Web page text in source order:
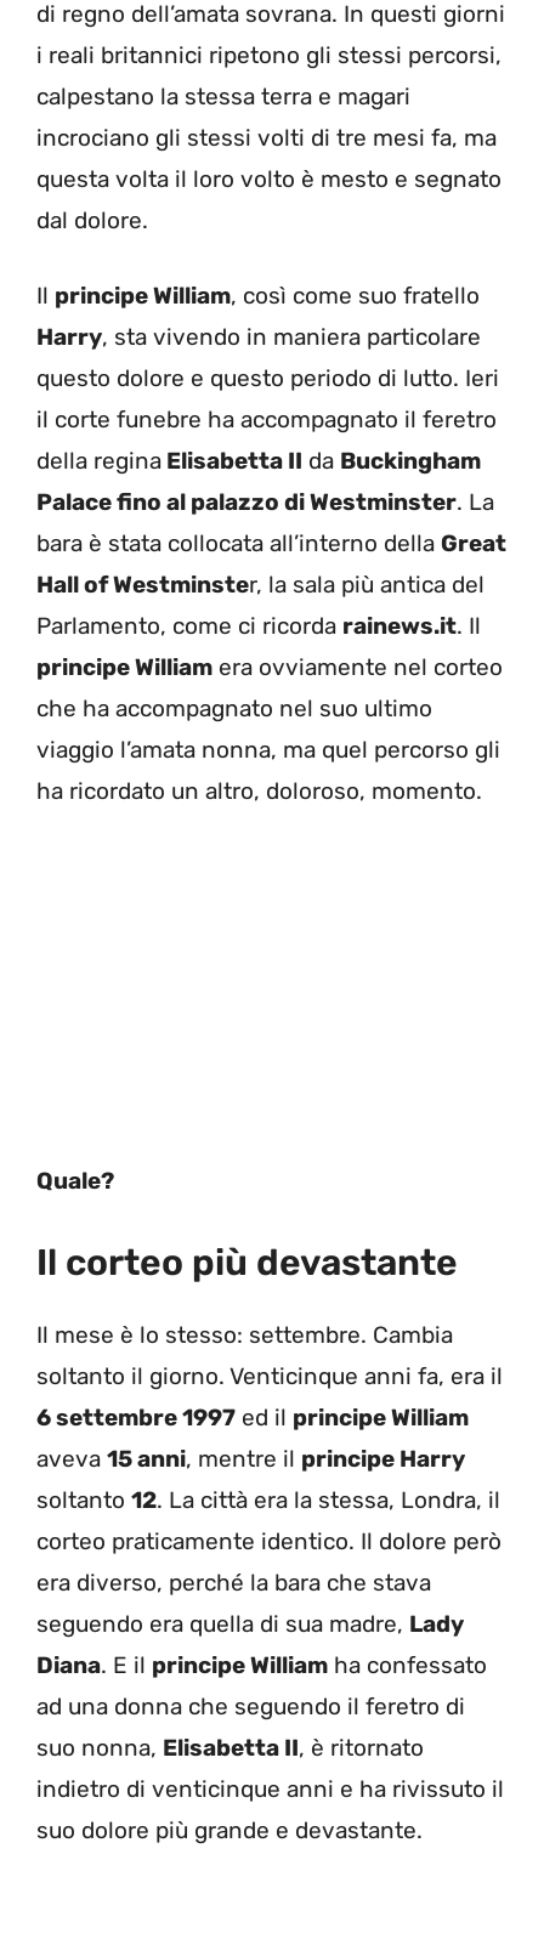
di regno dell’amata sovrana. In questi giorni
i reali britannici ripetono gli stessi percorsi,
calpestano la stessa terra e magari
incrociano gli stessi volti di tre mesi fa, ma
questa volta il loro volto è mesto e segnato
dal dolore.
Il principe William, così come suo fratello
Harry, sta vivendo in maniera particolare
questo dolore e questo periodo di lutto. Ieri
il corte funebre ha accompagnato il feretro
della regina Elisabetta II da Buckingham
Palace fino al palazzo di Westminster. La
bara è stata collocata all’interno della Great
Hall of Westminster, la sala più antica del
Parlamento, come ci ricorda rainews.it. Il
principe William era ovviamente nel corteo
che ha accompagnato nel suo ultimo
viaggio l’amata nonna, ma quel percorso gli
ha ricordato un altro, doloroso, momento.
Quale?
Il corteo più devastante
Il mese è lo stesso: settembre. Cambia
soltanto il giorno. Venticinque anni fa, era il
6 settembre 1997 ed il principe William
aveva 15 anni, mentre il principe Harry
soltanto 12. La città era la stessa, Londra, il
corteo praticamente identico. Il dolore però
era diverso, perché la bara che stava
seguendo era quella di sua madre, Lady
Diana. E il principe William ha confessato
ad una donna che seguendo il feretro di
suo nonna, Elisabetta II, è ritornato
indietro di venticinque anni e ha rivissuto il
suo dolore più grande e devastante.